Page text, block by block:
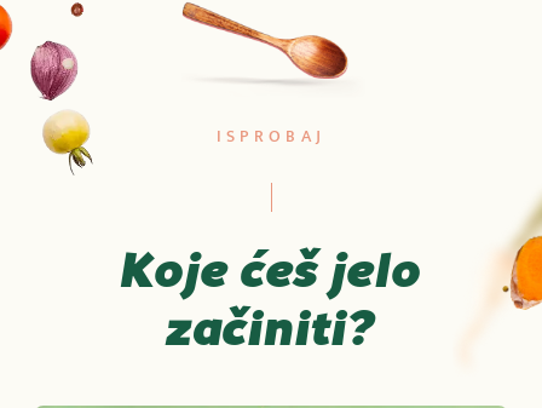
ISPROBAJ
Koje ćeš jelo
začiniti?